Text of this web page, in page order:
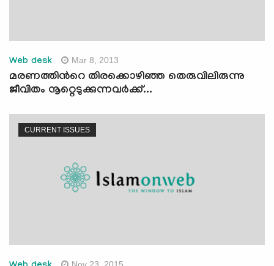
Web desk Mar 8, 2013
മരണത്തിന്‍റെ തിരക്കൊഴിഞ്ഞ തെരുവിലിരുന്നു
ജീവിതം നൂറ്റെടുക്കുന്നവര്‍ക്ക്...
CURRENT ISSUES